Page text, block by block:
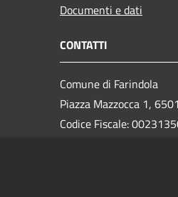
Documenti e dati
CONTATTI
Comune di Farindola
Piazza Mazzocca 1,
Codice Fiscale: